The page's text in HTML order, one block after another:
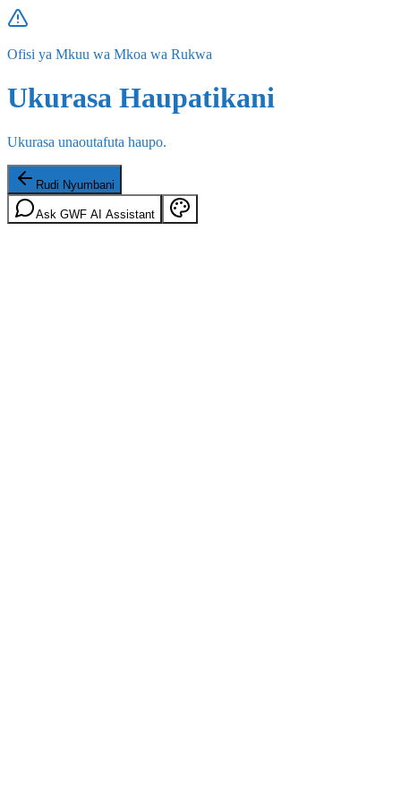
Ofisi ya Mkuu wa Mkoa wa Rukwa
Ukurasa Haupatikani
Ukurasa unaoutafuta haupo.
Rudi Nyumbani
Ask GWF AI Assistant